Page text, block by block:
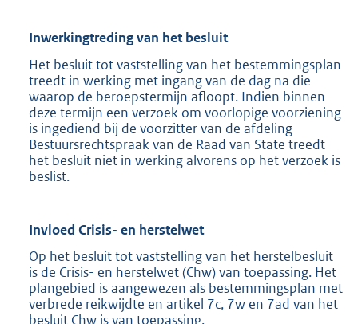
Inwerkingtreding van het besluit
Het besluit tot vaststelling van het bestemmingsplan
treedt in werking met ingang van de dag na die
waarop de beroepstermijn afloopt. Indien binnen
deze termijn een verzoek om voorlopige voorziening
is ingediend bij de voorzitter van de afdeling
Bestuursrechtspraak van de Raad van State treedt
het besluit niet in werking alvorens op het verzoek is
beslist.
Invloed Crisis- en herstelwet
Op het besluit tot vaststelling van het herstelbesluit
is de Crisis- en herstelwet (Chw) van toepassing. Het
plangebied is aangewezen als bestemmingsplan met
verbrede reikwijdte en artikel 7c, 7w en 7ad van het
besluit Chw is van toepassing.